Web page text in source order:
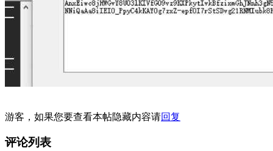
游客，如果您要查看本帖隐藏内容请回复
评论列表